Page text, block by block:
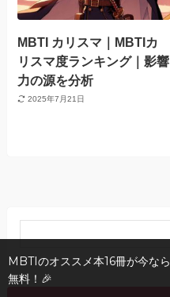
MBTI カリスマ｜MBTIカ
リスマ度ランキング｜影響
力の源を分析
2025年7月21日
MBTIのオススメ本16冊が今なら
無料！🎉